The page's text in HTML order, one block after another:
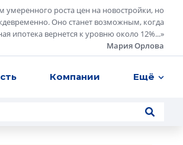
роста цен на новостройки, но
Оно станет возможным, когда
ипотека вернется к уровню около 12%...»
Мария Орлова
Компании Ещё